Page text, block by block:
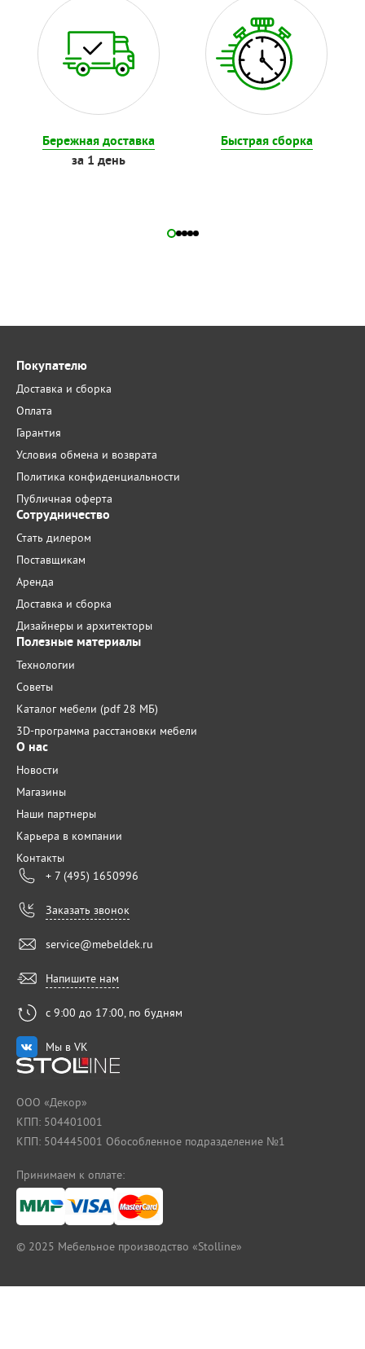
Бережная доставка
за 1 день
Быстрая сборка
Покупателю
Доставка и сборка
Оплата
Гарантия
Условия обмена и возврата
Политика конфиденциальности
Публичная оферта
Сотрудничество
Стать дилером
Поставщикам
Аренда
Доставка и сборка
Дизайнеры и архитекторы
Полезные материалы
Технологии
Советы
Каталог мебели (pdf 28 МБ)
3D-программа расстановки мебели
О нас
Новости
Магазины
Наши партнеры
Карьера в компании
Контакты
+ 7 (495) 1650996
Заказать звонок
service@mebeldek.ru
Напишите нам
с 9:00 до 17:00, по будням
Мы в VK
ООО «Декор»
КПП: 504401001
КПП: 504445001 Обособленное подразделение №1
Принимаем к оплате:
© 2025 Мебельное производство «Stolline»